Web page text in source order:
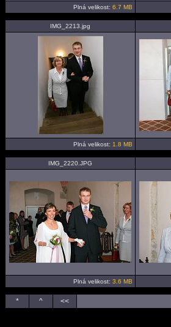
Plná velikost: 6.7 MB
IMG_2213.jpg
Plná velikost: 1.8 MB
IMG_2220.JPG
Plná velikost: 3.6 MB
* ^ <<